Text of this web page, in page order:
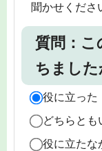
聞かせくださ
質問：こ
ちました
役に立った
どちらとも
役に立たな